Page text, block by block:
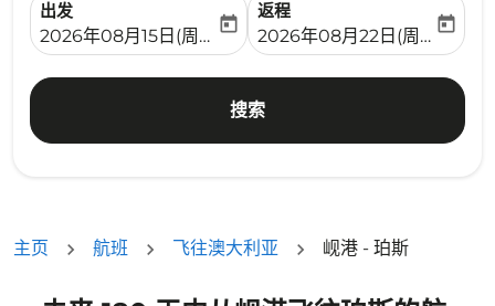
出发
fc-booking-departure-date-aria-label
2026年08月15日(周六)
today
返程
fc-booking-return-date-
2026年08月22日(周六)
today
搜索
主页 航班 飞往澳大利亚 岘港 - 珀斯